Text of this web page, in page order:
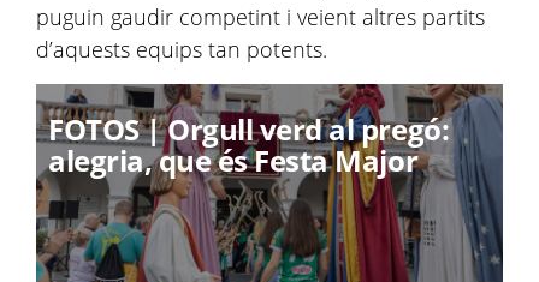
puguin gaudir competint i veient altres partits
d’aquests equips tan potents.
FOTOS | Orgull verd al pregó:
alegria, que és Festa Major